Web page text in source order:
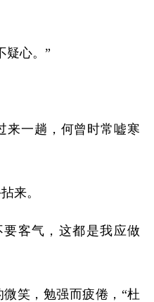
疑心。”
来一趟，何曾时常嘘寒
来。
客气，这都是我应做
笑，勉强而疲倦，“杜